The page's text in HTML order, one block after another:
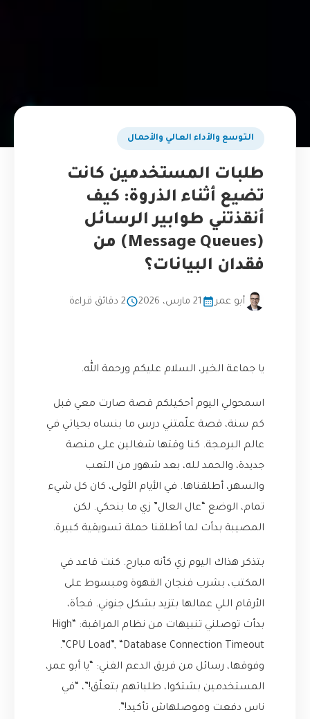
التوسع والأداء العالي والأحمال
طلبات المستخدمين كانت
تضيع أثناء الذروة: كيف
أنقذتني طوابير الرسائل
(Message Queues) من
فقدان البيانات؟
أبو عمر 21 مارس، 2026 2 دقائق قراءة
يا جماعة الخير، السلام عليكم ورحمة الله.
اسمحولي اليوم أحكيلكم قصة صارت معي قبل
كم سنة، قصة علّمتني درس ما بنساه بحياتي في
عالم البرمجة. كنا وقتها شغالين على منصة
جديدة، والحمد لله، بعد شهور من التعب
والسهر، أطلقناها. في الأيام الأولى، كان كل شيء
تمام، الوضع “عال العال” زي ما بنحكي. لكن
المصيبة بدأت لما أطلقنا حملة تسويقية كبيرة.
بتذكر هذاك اليوم زي كأنه مبارح. كنت قاعد في
المكتب، بشرب فنجان القهوة ومبسوط على
الأرقام اللي عمالها بتزيد بشكل جنوني. فجأة،
بدأت توصلني تنبيهات من نظام المراقبة: “High
CPU Load”, “Database Connection Timeout”.
وفوقها، رسائل من فريق الدعم الفني: “يا أبو عمر،
المستخدمين بشتكوا، طلباتهم بتعلّق!”، “في
ناس دفعت وموصلهاش تأكيد!”.